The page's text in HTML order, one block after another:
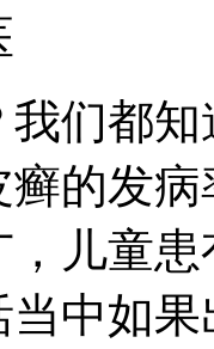
们都
的发
儿童
中如